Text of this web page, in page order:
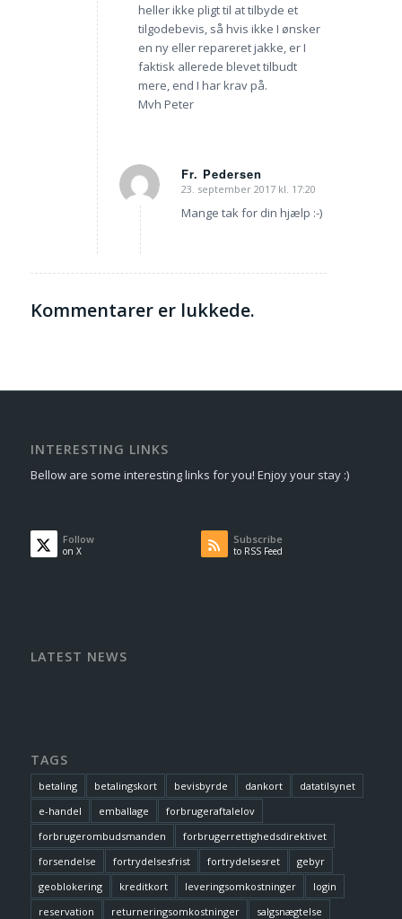
heller ikke pligt til at tilbyde et
tilgodebevis, så hvis ikke I ønsker
en ny eller repareret jakke, er I
faktisk allerede blevet tilbudt
mere, end I har krav på.
Mvh Peter
Fr. Pedersen
siger:
23. september 2017 kl. 17:20
Mange tak for din hjælp :-)
Kommentarer er lukkede.
INTERESTING LINKS
Bellow are some interesting links for you! Enjoy your stay :)
Follow
on X
Subscribe
to RSS Feed
LATEST NEWS
TAGS
betaling betalingskort bevisbyrde dankort
datatilsynet
e-handel
emballage
forbrugeraftalelov
forbrugerombudsmanden
forbrugerrettighedsdirektivet
forsendelse
fortrydelsesfrist fortrydelsesret
gebyr
geoblokering
kreditkort leveringsomkostninger
login
reservation
returneringsomkostninger
salgsnægtelse